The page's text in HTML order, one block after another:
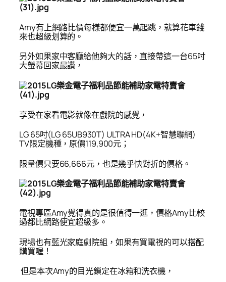
Amy有上網路比價每樣都便宜一萬起跳，就算花車錢
來也超級划算的。
另外如果家中客廳給他夠大的話，直接帶這一台65吋
大螢幕回家最讚，
享受在家看電影就像在戲院的感覺，
LG 65吋(LG 65UB930T) ULTRA HD(4K+智慧聯網)
TV限定機種，原價119,900元；
限量價只要66,666元，也是幾乎快對折的價格。
電視專區Amy覺得真的是很值得一逛，價格Amy比較
過都比網路便宜超級多。
現場也有藍光家庭劇院組，如果有買電視的可以搭配
購買喔！
但是本次Amy的目光鎖定在冰箱和洗衣機，